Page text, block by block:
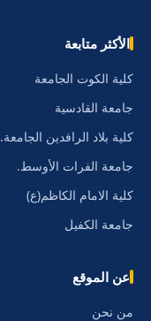
الأكثر متابعة
كلية الكوت الجامعة
جامعة القادسية
كلية بلاد الرافدين الجامعة.
جامعة الفرات الأوسط.
كلية الامام الكاظم(ع)
جامعة الكفيل
عن الموقع
من نحن